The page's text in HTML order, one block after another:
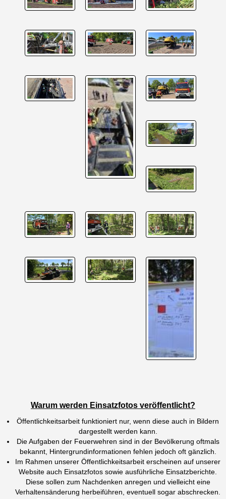
Warum werden Einsatzfotos veröffentlicht?
Öffentlichkeitsarbeit funktioniert nur, wenn diese auch in Bildern
dargestellt werden kann.
Die Aufgaben der Feuerwehren sind in der Bevölkerung oftmals
bekannt, Hintergrundinformationen fehlen jedoch oft gänzlich.
Im Rahmen unserer Öffentlichkeitsarbeit erscheinen auf unserer
Website auch Einsatzfotos sowie ausführliche Einsatzberichte.
Diese sollen zum Nachdenken anregen und vielleicht eine
Verhaltensänderung herbeiführen, eventuell sogar abschrecken.